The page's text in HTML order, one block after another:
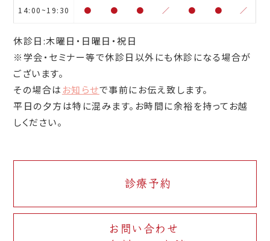
14:00~19:30 ● ● ● ／ ● ● ／
休診日:木曜日・日曜日・祝日
※学会・セミナー等で休診日以外にも休診になる場合が
ございます。
その場合は お知らせで事前にお伝え致します。
平日の夕方は特に混みます。お時間に余裕を持ってお越
しください。
診療予約
お問い合わせ